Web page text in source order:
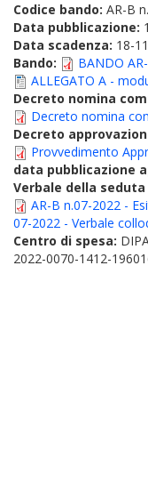
Codice bando: AR-B
Data pubblicazione:
Data scadenza: 18-
Bando:
BANDO
ALLEGATO A -
Decreto nomina
Decreto nomina
Decreto
Provvedimento
data pubblicazione
Verbale della
AR-B n.07-2022 -
07-2022 - Verbale
Centro di spesa:
2022-0070-1412-